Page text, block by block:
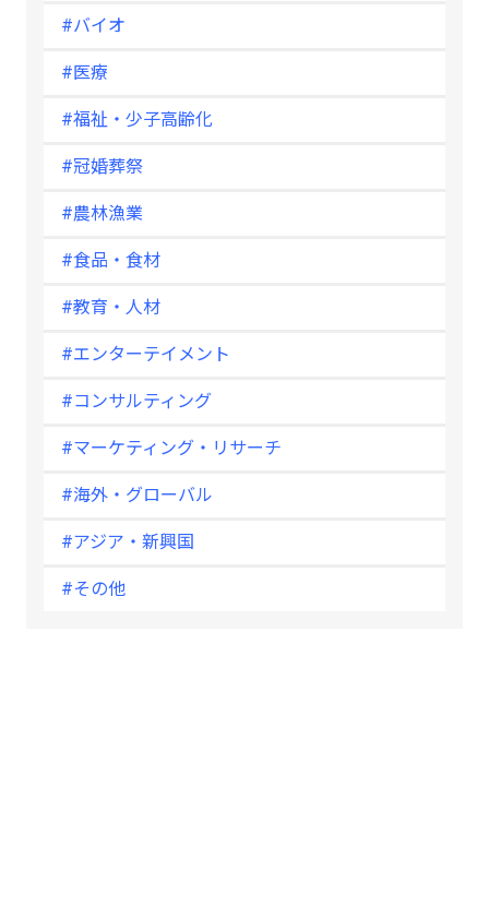
#バイオ
#医療
#福祉・少子高齢化
#冠婚葬祭
#農林漁業
#食品・食材
#教育・人材
#エンターテイメント
#コンサルティング
#マーケティング・リサーチ
#海外・グローバル
#アジア・新興国
#その他